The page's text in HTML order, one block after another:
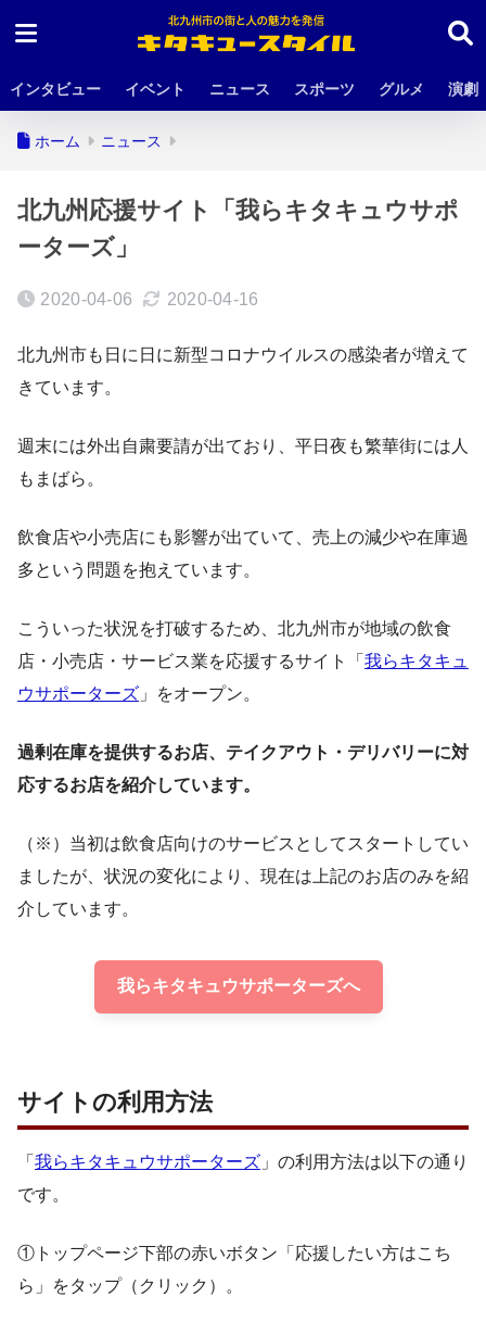
インタビュー イベント ニュース スポーツ グルメ 演劇
ホーム ニュース
北九州応援サイト「我らキタキュウサポ
ーターズ」
2020-04-06 2020-04-16
北九州市も日に日に新型コロナウイルスの感染者が増えて
きています。
週末には外出自粛要請が出ており、平日夜も繁華街には人
もまばら。
飲食店や小売店にも影響が出ていて、売上の減少や在庫過
多という問題を抱えています。
こういった状況を打破するため、北九州市が地域の飲食
店・小売店・サービス業を応援するサイト「 我らキタキュ
ウサポーターズ 」をオープン。
過剰在庫を提供するお店、テイクアウト・デリバリーに対
応するお店を紹介しています。
（※）当初は飲食店向けのサービスとしてスタートしてい
ましたが、状況の変化により、現在は上記のお店のみを紹
介しています。
我らキタキュウサポーターズへ
サイトの利用方法
「 我らキタキュウサポーターズ 」の利用方法は以下の通り
です。
①トップページ下部の赤いボタン「応援したい方はこち
ら」をタップ（クリック）。